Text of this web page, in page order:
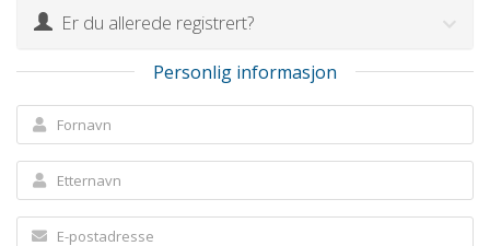
Er du allerede registrert?
Personlig informasjon